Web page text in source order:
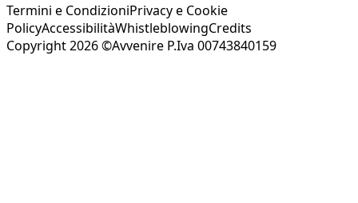
Termini e CondizioniPrivacy e Cookie
PolicyAccessibilitàWhistleblowingCredits
Copyright 2026 ©Avvenire P.Iva 00743840159